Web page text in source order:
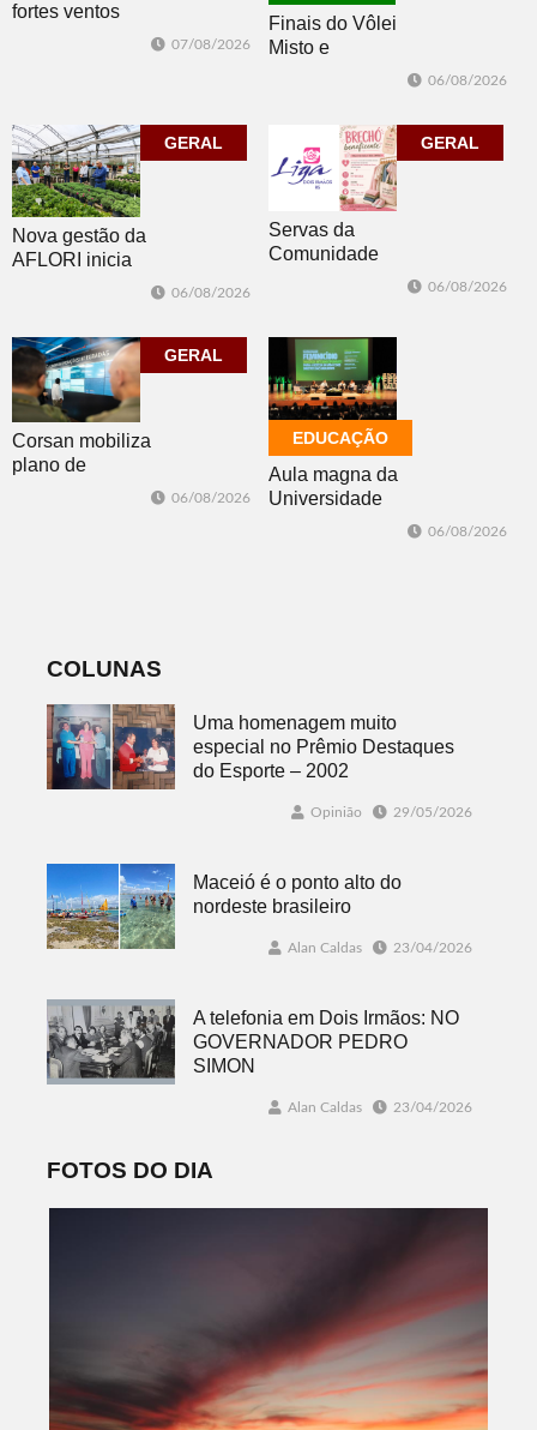
fortes ventos
07/08/2026
Finais do Vôlei
Misto e
Morro Reuter
nesta sexta
06/08/2026
GERAL
Nova gestão da
AFLORI inicia
06/08/2026
GERAL
Servas da
Comunidade
06/08/2026
GERAL
Corsan mobiliza
plano de
06/08/2026
EDUCAÇÃO
Aula magna da
Universidade
06/08/2026
COLUNAS
Uma homenagem muito
especial no Prêmio Destaques
do Esporte – 2002
Opinião 29/05/2026
Maceió é o ponto alto do
nordeste brasileiro
Alan Caldas 23/04/2026
A telefonia em Dois Irmãos: NO
GOVERNADOR PEDRO
SIMON
Alan Caldas 23/04/2026
FOTOS DO DIA